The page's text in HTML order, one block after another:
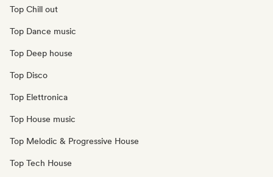
Top Chill out
Top Dance music
Top Deep house
Top Disco
Top Elettronica
Top House music
Top Melodic & Progressive House
Top Tech House